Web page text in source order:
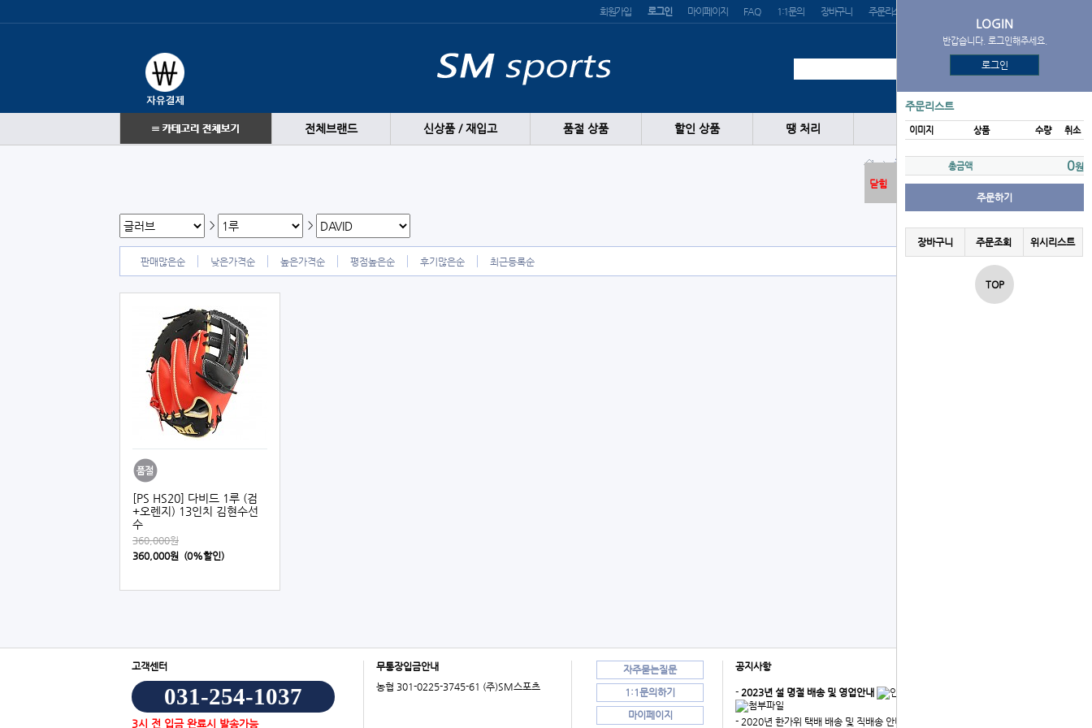
회원가입 로그인 마이페이지 FAQ 1:1문의 장바구니 주문리스트
전체브랜드 신상품 / 재입고 품절 상품 할인 상품 땡 처리
글러브 DAVID
LOGIN
반갑습니다. 로그인해주세요.
로그인
주문리스트
이미지 상품 수량 취소
총금액 0원
주문하기
장바구니 주문조회 위시리스트
TOP
닫힘
> >
판매많은순 낮은가격순 높은가격순 평점높은순 후기많은순 최근등록순
[PS HS20] 다비드 1루 (검
+오렌지) 13인치 김현수선
수
360,000원
360,000원 (0%할인)
고객센터
031-254-1037
3시 전 입금 완료시 발송가능
무통장입금안내
농협 301-0225-3745-61 (주)SM스포츠
자주묻는질문
1:1문의하기
마이페이지
공지사항
- 2023년 설 명절 배송 및 영업안내
- 2020년 한가위 택배 배송 및 직배송 안내